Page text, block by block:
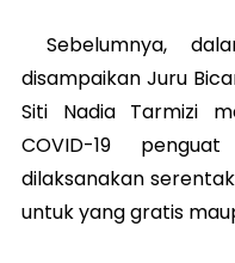
Sebelumnya,
disampaikan Juru
Siti Nadia Tarmizi
COVID-19
dilaksanakan
untuk yang gratis